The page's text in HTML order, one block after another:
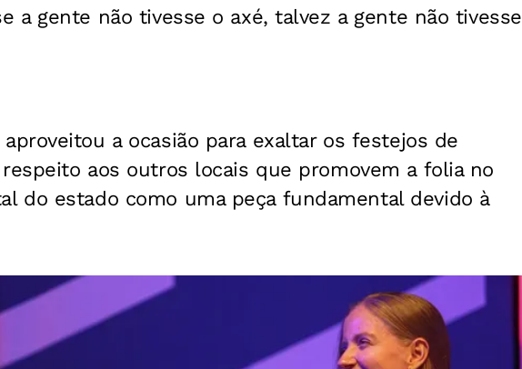
a gente não tivesse o axé, talvez a gente não tivesse
a ocasião para exaltar os festejos de
aos outros locais que promovem a folia no
do estado como uma peça fundamental devido à